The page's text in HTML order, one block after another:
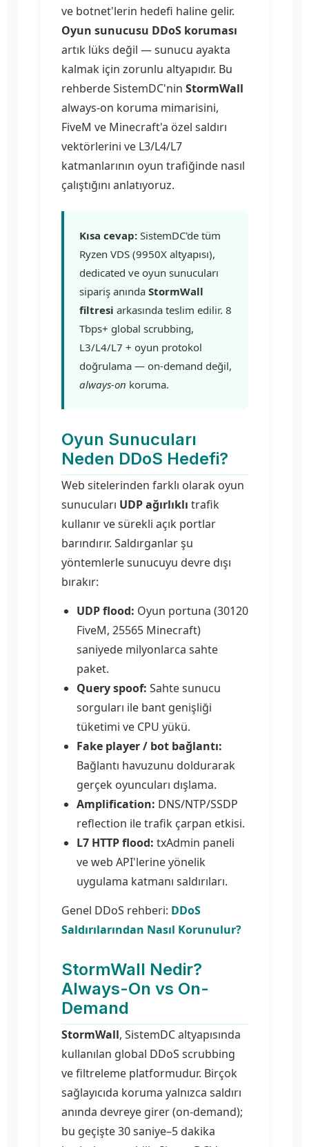
ve botnet'lerin hedefi haline gelir.
Oyun sunucusu DDoS koruması
artık lüks değil — sunucu ayakta
kalmak için zorunlu altyapıdır. Bu
rehberde SistemDC'nin StormWall
always-on koruma mimarisini,
FiveM ve Minecraft'a özel saldırı
vektörlerini ve L3/L4/L7
katmanlarının oyun trafiğinde nasıl
çalıştığını anlatıyoruz.
Kısa cevap:SistemDC'de tüm
Ryzen VDS (9950X altyapısı),
dedicated ve oyun sunucuları
sipariş anında StormWall
filtresi arkasında teslim edilir. 8
Tbps+ global scrubbing,
L3/L4/L7 + oyun protokol
doğrulama — on-demand değil,
always-on koruma.
Oyun Sunucuları
Neden DDoS Hedefi?
Web sitelerinden farklı olarak oyun
sunucuları UDP ağırlıklı trafik
kullanır ve sürekli açık portlar
barındırır. Saldırganlar şu
yöntemlerle sunucuyu devre dışı
bırakır:
UDP flood: Oyun portuna (30120
FiveM, 25565 Minecraft)
saniyede milyonlarca sahte
paket.
Query spoof: Sahte sunucu
sorguları ile bant genişliği
tüketimi ve CPU yükü.
Fake player / bot bağlantı:
Bağlantı havuzunu doldurarak
gerçek oyuncuları dışlama.
Amplification: DNS/NTP/SSDP
reflection ile trafik çarpan etkisi.
L7 HTTP flood: txAdmin paneli
ve web API'lerine yönelik
uygulama katmanı saldırıları.
Genel DDoS rehberi: DDoS
Saldırılarından Nasıl Korunulur?
StormWall Nedir?
Always-On vs On-
Demand
StormWall, SistemDC altyapısında
kullanılan global DDoS scrubbing
ve filtreleme platformudur. Birçok
sağlayıcıda koruma yalnızca saldırı
anında devreye girer (on-demand);
bu geçişte 30 saniye–5 dakika